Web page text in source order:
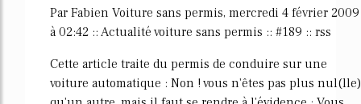
Par Fabien Voiture sans permis, mercredi 4 février 2009
à 02:42 :: Actualité voiture sans permis :: #189 :: rss
Cette article traite du permis de conduire sur une
voiture automatique : Non ! vous n'êtes pas plus nul(lle)